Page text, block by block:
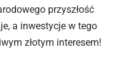
przyszłość
a inwestycje w tego
złotym interesem!